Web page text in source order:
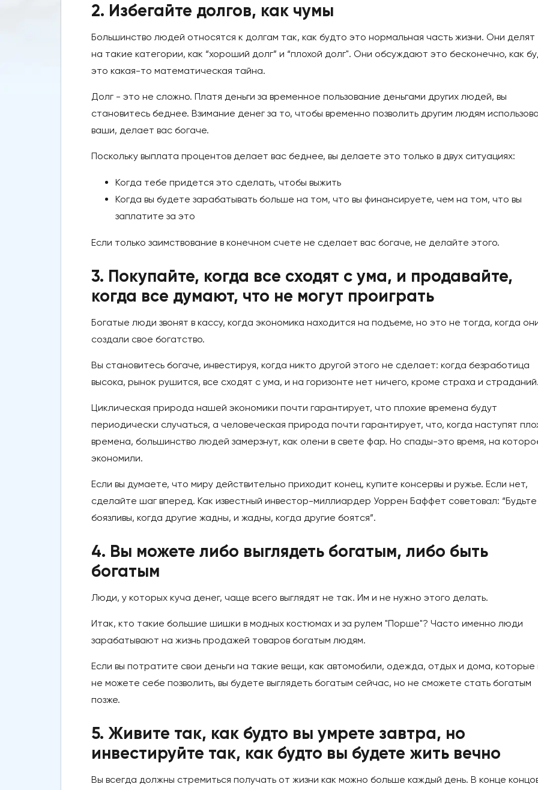
2. Избегайте долгов, как чумы
Большинство людей относятся к долгам так, как будто это нормальная часть жизни. Они делят
на такие категории, как “хороший долг” и “плохой долг". Они обсуждают это бесконечно, как
это какая-то математическая тайна.
Долг - это не сложно. Платя деньги за временное пользование деньгами других людей, вы
становитесь беднее. Взимание денег за то, чтобы временно позволить другим людям
ваши, делает вас богаче.
Поскольку выплата процентов делает вас беднее, вы делаете это только в двух ситуациях:
Когда тебе придется это сделать, чтобы выжить
Когда вы будете зарабатывать больше на том, что вы финансируете, чем на том, что вы
заплатите за это
Если только заимствование в конечном счете не сделает вас богаче, не делайте этого.
3. Покупайте, когда все сходят с ума, и продавайте,
когда все думают, что не могут проиграть
Богатые люди звонят в кассу, когда экономика находится на подъеме, но это не тогда, когда
создали свое богатство.
Вы становитесь богаче, инвестируя, когда никто другой этого не сделает: когда безработица
высока, рынок рушится, все сходят с ума, и на горизонте нет ничего, кроме страха и
Циклическая природа нашей экономики почти гарантирует, что плохие времена будут
периодически случаться, а человеческая природа почти гарантирует, что, когда наступят
времена, большинство людей замерзнут, как олени в свете фар. Но спады-это время, на
экономили.
Если вы думаете, что миру действительно приходит конец, купите консервы и ружье. Если нет,
сделайте шаг вперед. Как известный инвестор-миллиардер Уоррен Баффет советовал: “Будьте
боязливы, когда другие жадны, и жадны, когда другие боятся”.
4. Вы можете либо выглядеть богатым, либо быть
богатым
Люди, у которых куча денег, чаще всего выглядят не так. Им и не нужно этого делать.
Итак, кто такие большие шишки в модных костюмах и за рулем "Порше"? Часто именно люди
зарабатывают на жизнь продажей товаров богатым людям.
Если вы потратите свои деньги на такие вещи, как автомобили, одежда, отдых и дома, которые
не можете себе позволить, вы будете выглядеть богатым сейчас, но не сможете стать богатым
позже.
5. Живите так, как будто вы умрете завтра, но
инвестируйте так, как будто вы будете жить вечно
Вы всегда должны стремиться получать от жизни как можно больше каждый день. В конце